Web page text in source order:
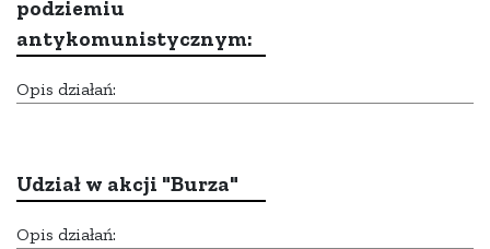
podziemiu
antykomunistycznym:
Opis działań:
Udział w akcji "Burza"
Opis działań: